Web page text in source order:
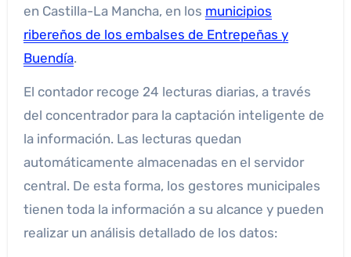
en Castilla-La Mancha, en los municipios
ribereños de los embalses de Entrepeñas y
Buendía.
El contador recoge 24 lecturas diarias, a través
del concentrador para la captación inteligente de
la información. Las lecturas quedan
automáticamente almacenadas en el servidor
central. De esta forma, los gestores municipales
tienen toda la información a su alcance y pueden
realizar un análisis detallado de los datos: